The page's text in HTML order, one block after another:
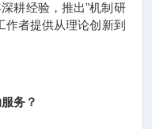
耕经验，推出"机制研
作者提供从理论创新到
务？